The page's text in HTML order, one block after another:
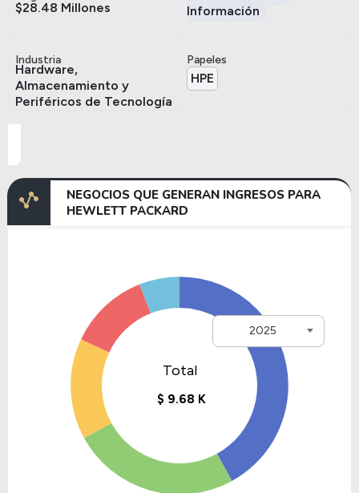
$28.48 Millones
Información
Industria
Hardware,
Almacenamiento y
Periféricos de Tecnología
Papeles
HPE
NEGOCIOS QUE GENERAN INGRESOS PARA
HEWLETT PACKARD
2025